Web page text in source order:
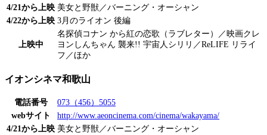
4/21から上映 美女と野獣／バーニング・オーシャン
4/22から上映 3月のライオン 後編
上映中
名探偵コナン から紅の恋歌（ラブレター）／映画クレ
ヨンしんちゃん 襲来!! 宇宙人シリリ／ReLIFE リライ
フ／ほか
イオンシネマ和歌山
電話番号
073（456）5055
webサイト
http://www.aeoncinema.com/cinema/wakayama/
4/21から上映 美女と野獣／バーニング・オーシャン